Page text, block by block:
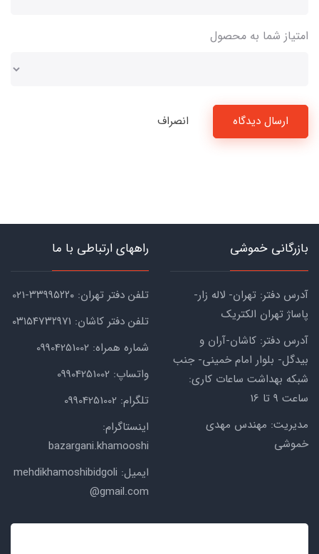
امتیاز شما به محصول
ارسال دیدگاه انصراف
بازرگانی خموشی
آدرس دفتر: تهران- لاله زار-
پاساژ تهران الکتریک
آدرس دفتر: کاشان-آران و
بیدگل- بلوار امام خمینی- جنب
شبکه بهداشت ساعات کاری:
ساعت ۹ تا 16
مدیریت: مهندس مهدی
خموشی
راههای ارتباطی با ما
تلفن دفتر تهران: ۳۳۹۹۵۲۲۰-021
تلفن دفتر کاشان: ۰۳۱۵۴۷۳۲۹۷۱
شماره همراه: 09904251002
واتساپ: 09904251002
تلگرام: 09904251002
اینستاگرام:
bazargani.khamooshi
ایمیل: mehdikhamoshibidgoli
@gmail.com